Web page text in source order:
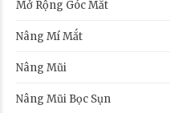
Mở Rộng Góc Mắt
Nâng Mí Mắt
Nâng Mũi
Nâng Mũi Bọc Sụn